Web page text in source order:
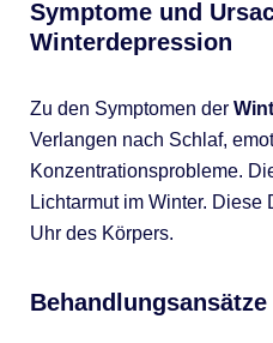
Symptome und
Winterdepression
Zu den Symptomen der
Verlangen nach Schlaf,
Konzentrationsprobleme.
Lichtarmut im Winter.
Uhr des Körpers.